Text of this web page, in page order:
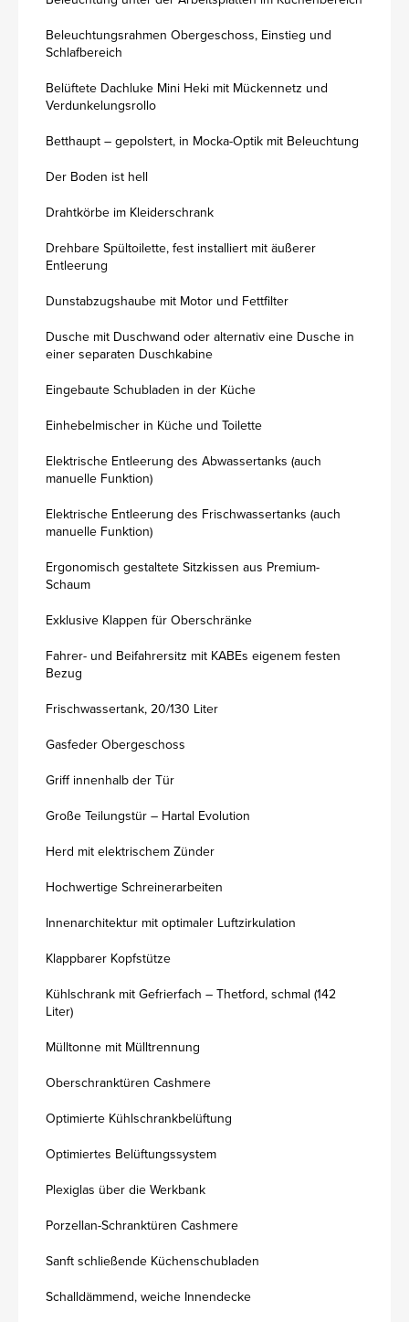
Beleuchtungsrahmen Obergeschoss, Einstieg und
Schlafbereich
Belüftete Dachluke Mini Heki mit Mückennetz und
Verdunkelungsrollo
Betthaupt – gepolstert, in Mocka-Optik mit Beleuchtung
Der Boden ist hell
Drahtkörbe im Kleiderschrank
Drehbare Spültoilette, fest installiert mit äußerer
Entleerung
Dunstabzugshaube mit Motor und Fettfilter
Dusche mit Duschwand oder alternativ eine Dusche in
einer separaten Duschkabine
Eingebaute Schubladen in der Küche
Einhebelmischer in Küche und Toilette
Elektrische Entleerung des Abwassertanks (auch
manuelle Funktion)
Elektrische Entleerung des Frischwassertanks (auch
manuelle Funktion)
Ergonomisch gestaltete Sitzkissen aus Premium-
Schaum
Exklusive Klappen für Oberschränke
Fahrer- und Beifahrersitz mit KABEs eigenem festen
Bezug
Frischwassertank, 20/130 Liter
Gasfeder Obergeschoss
Griff innenhalb der Tür
Große Teilungstür – Hartal Evolution
Herd mit elektrischem Zünder
Hochwertige Schreinerarbeiten
Innenarchitektur mit optimaler Luftzirkulation
Klappbarer Kopfstütze
Kühlschrank mit Gefrierfach – Thetford, schmal (142
Liter)
Mülltonne mit Mülltrennung
Oberschranktüren Cashmere
Optimierte Kühlschrankbelüftung
Optimiertes Belüftungssystem
Plexiglas über die Werkbank
Porzellan-Schranktüren Cashmere
Sanft schließende Küchenschubladen
Schalldämmend, weiche Innendecke